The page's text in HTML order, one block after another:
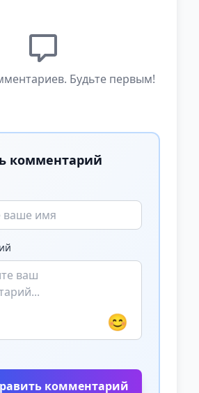
Будьте первым!
комментарий
😊
комментарий